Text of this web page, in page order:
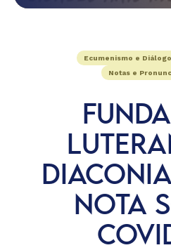
Ecumenismo e
Notas e
NOTA